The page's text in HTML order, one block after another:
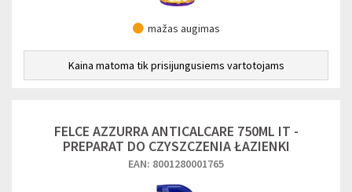
mažas augimas
Kaina matoma tik prisijungusiems vartotojams
FELCE AZZURRA ANTICALCARE 750ML IT -
PREPARAT DO CZYSZCZENIA ŁAZIENKI
EAN: 8001280001765